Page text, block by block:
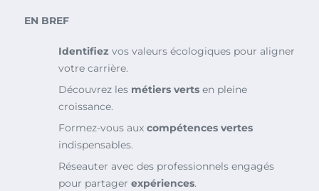
EN BREF
Identifiez vos valeurs écologiques pour aligner
votre carrière.
Découvrez les métiers verts en pleine
croissance.
Formez-vous aux compétences vertes
indispensables.
Réseauter avec des professionnels engagés
pour partager expériences.